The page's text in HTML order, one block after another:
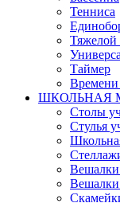
Тенниса
Тяжелой
Таймер
Времени
ШКОЛЬНАЯ
Столы
Стулья
Вешалки
Вешалки